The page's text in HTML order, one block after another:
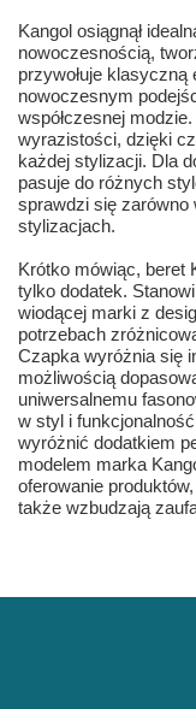
Kangol osiągnął
nowoczesnością,
przywołuje
nowoczesnym
współczesnej
wyrazistości, dzięki
każdej stylizacji. Dla
pasuje do różnych
sprawdzi się
stylizacjach.
Krótko mówiąc, beret
tylko dodatek.
wiodącej marki z
potrzebach
Czapka wyróżnia się
możliwością
uniwersalnemu
w styl i
wyróżnić dodatkiem
modelem marka
oferowanie
także wzbudzają